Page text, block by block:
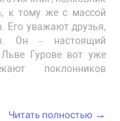
к тому же с массой
Его уважают друзья,
Он – настоящий
Гурове вот уже
поклонников
Читать полностью →